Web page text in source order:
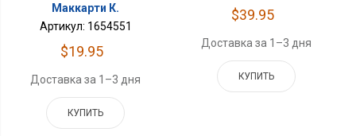
Маккарти К.
Артикул: 1654551
$19.95
Доставка за 1–3 дня
КУПИТЬ
$39.95
Доставка за 1–3 дня
КУПИТЬ